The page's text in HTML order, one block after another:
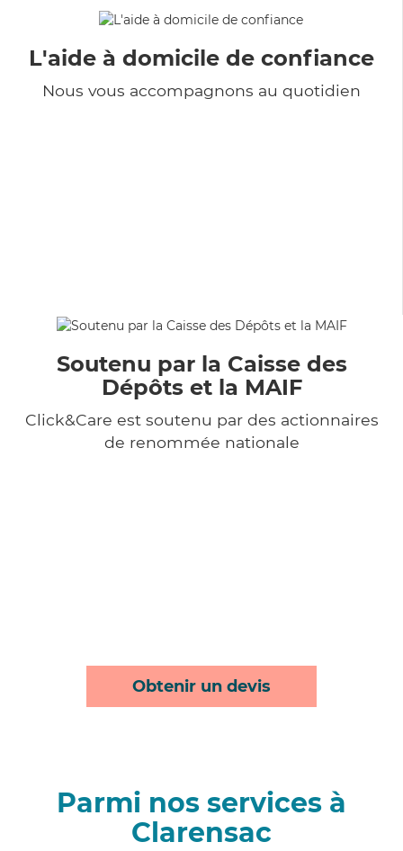
L'aide à domicile de confiance
Nous vous accompagnons au quotidien
Soutenu par la Caisse des
Dépôts et la MAIF
Click&Care est soutenu par des actionnaires
de renommée nationale
Obtenir un devis
Parmi nos services à
Clarensac